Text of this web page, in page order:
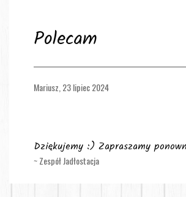
Polecam
Mariusz,23 lipiec 2024
Dziękujemy :) Zapraszamy
~ Zespół Jadłostacja